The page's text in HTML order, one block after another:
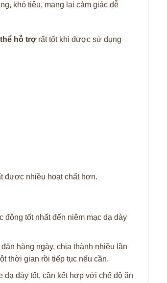
khó tiêu, mang lại cảm giác dễ
hỗ trợrất tốt khi được sử dụng
được nhiều hoạt chất hơn.
động tốt nhất đến niêm mạc dạ dày
hàng ngày, chia thành nhiều lần
thời gian rồi tiếp tục nếu cần.
dạ dày tốt, cần kết hợp với chế độ ăn